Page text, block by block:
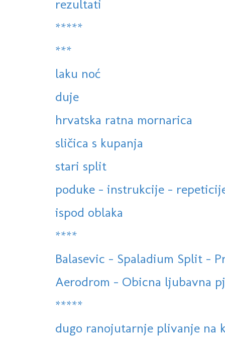
rezultati
*****
***
laku noć
duje
hrvatska ratna mornarica
sličica s kupanja
stari split
poduke - instrukcije -
ispod oblaka
****
Balasevic - Spaladium Split -
Aerodrom - Obicna ljubavna
*****
dugo ranojutarnje plivanje na